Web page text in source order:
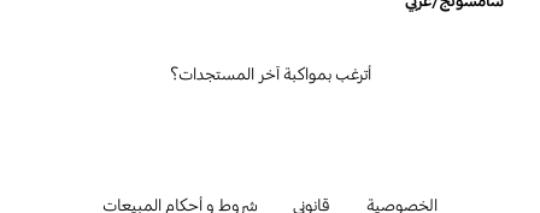
الخصوصية قانوني شروط و أحكام المبيعات
أترغب بمواكبة آخر المستجدات؟